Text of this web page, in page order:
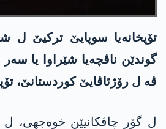
تۆپخانەیا سوپایێ ترکیێ ل
گوندێن ناڤچەیا شێراوا یا
ڤه‌ ل رۆژئاڤایێ كوردستانێ،
ل گۆر چاڤکانیێن خوەجھی، ل